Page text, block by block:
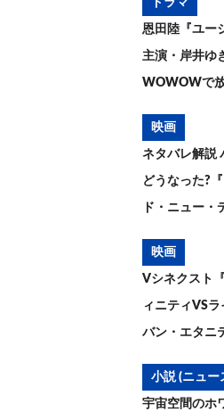
ドラマ
恩田陸『ユー
主演・岸井ゆ
WOWOWで
映画
ネタバレ解説
どうなった?
ド・ニュー・
映画
Vシネクスト
ィニティVS
バン・エタニ
小説 (ニュー
宇宙空間のホ